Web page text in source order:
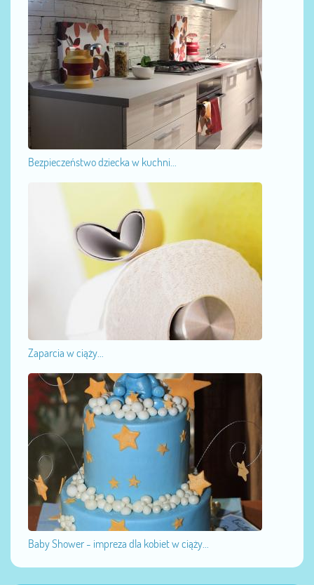
Bezpieczeństwo dziecka w kuchni...
Zaparcia w ciąży...
Baby Shower - impreza dla kobiet w ciąży...